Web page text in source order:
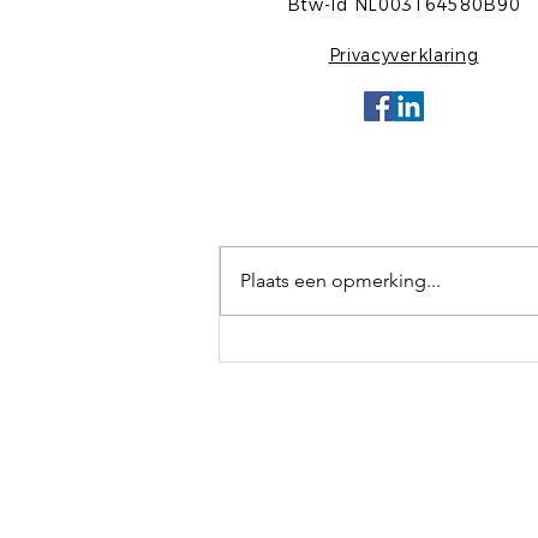
Plaats een opmerking...
Btw-Id NL003164580B90
Privacyverklaring